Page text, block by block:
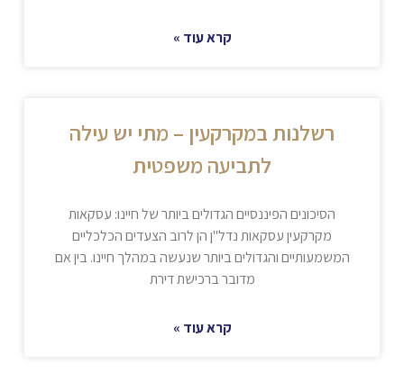
קרא עוד »
רשלנות במקרקעין – מתי יש עילה
לתביעה משפטית
הסיכונים הפיננסיים הגדולים ביותר של חיינו: עסקאות
מקרקעין עסקאות נדל"ן הן לרוב הצעדים הכלכליים
המשמעותיים והגדולים ביותר שנעשה במהלך חיינו. בין אם
מדובר ברכישת דירת
קרא עוד »